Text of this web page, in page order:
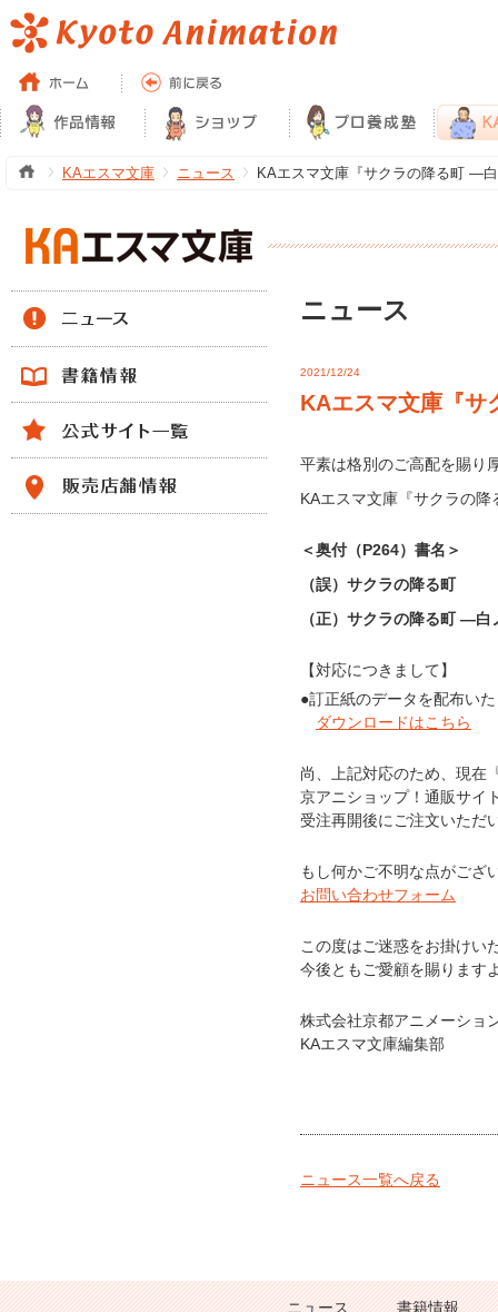
KAエスマ文庫 ニュース KAエスマ文庫『サクラの降る町 ―
ニュース
2021/12/24
KAエスマ文庫『
平素は格別のご高配を賜り
KAエスマ文庫『サクラの
＜奥付（P264）書名＞
（誤）サクラの降る町
（正）サクラの降る町 ―
【対応につきまして】
●訂正紙のデータを配布い
ダウンロードはこちら
尚、上記対応のため、現
京アニショップ！通販サイ
受注再開後にご注文いただ
もし何かご不明な点がござ
お問い合わせフォーム
この度はご迷惑をお掛けい
今後ともご愛顧を賜ります
株式会社京都アニメーショ
KAエスマ文庫編集部
ニュース一覧へ戻る
ニュース 書籍情報